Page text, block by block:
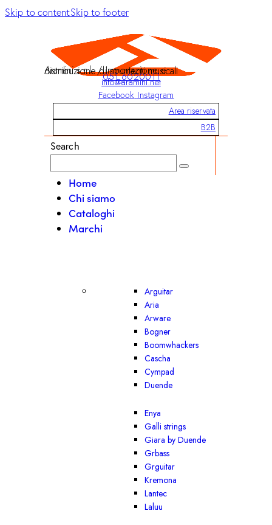
Skip to contentSkip to footer
Aramini s.r.l. / Importazione e distribuzione di strumenti musicali
051 6020011
info@aramini.net
Facebook Instagram
Area riservata
B2B
Search
Home
Chi siamo
Cataloghi
Marchi
Arguitar
Aria
Arware
Bogner
Boomwhackers
Cascha
Cympad
Duende
Enya
Galli strings
Giara by Duende
Grbass
Grguitar
Kremona
Lantec
Laluu